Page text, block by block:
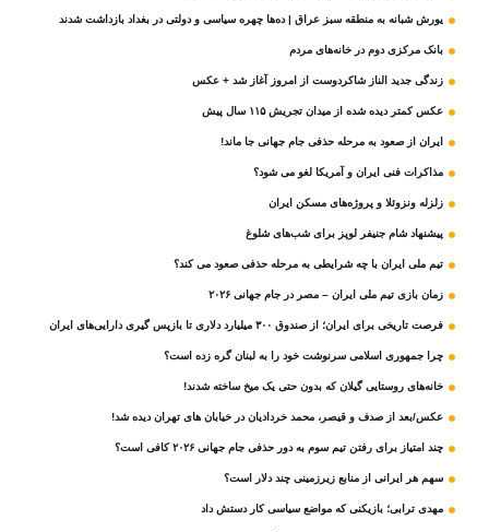
یورش شبانه به منطقه سبز عراق | ده‌ها چهره سیاسی و دولتی در بغداد بازداشت شدند
بانک مرکزی دوم در خانه‌های مردم
زندگی جدید الناز شاکردوست از امروز آغاز شد + عکس
عکس کمتر دیده شده از میدان تجریش ۱۱۵ سال پیش
ایران از صعود به مرحله حذفی جام جهانی جا ماند!
مذاکرات فنی ایران و آمریکا لغو می شود؟
زلزله ونزوئلا و پروژه‌های مسکن ایران
پیشنهاد شام جنیفر لوپز برای شب‌های شلوغ
تیم ملی ایران با چه شرایطی به مرحله حذفی صعود می کند؟
زمان بازی تیم ملی ایران – مصر در جام جهانی ۲۰۲۶
فرصت تاریخی برای ایران؛ از صندوق ۳۰۰ میلیارد دلاری تا بازپس گیری دارایی‌های ایران
چرا جمهوری اسلامی سرنوشت خود را به لبنان گره زده است؟
خانه‌های روستایی گیلان که بدون حتی یک میخ ساخته شدند!
عکس/بعد از صدف و قیصر، محمد خردادیان در خیابان های تهران دیده شد!
چند امتیاز برای رفتن تیم سوم به دور حذفی جام جهانی ۲۰۲۶ کافی است؟
سهم هر ایرانی از منابع زیرزمینی چند دلار است؟
مهدی ترابی؛ بازیکنی که مواضع سیاسی‌ کار دستش داد